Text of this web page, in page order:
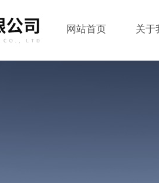
网站首页 关于